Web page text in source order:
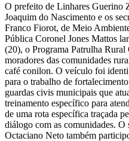
O prefeito de Linhares Guerino
Joaquim do Nascimento e os
Franco Fiorot, de Meio
Pública Coronel Jones Mattos
(20), o Programa Patrulha
moradores das comunidades
café conilon. O veículo foi
para o trabalho de
guardas civis municipais que
treinamento específico para
de uma rota específica traçada
diálogo com as comunidades.
Octaciano Neto também